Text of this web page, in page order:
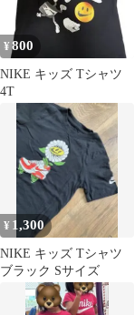
¥ 800
NIKE キッズ Tシャツ
4T
¥ 1,300
NIKE キッズ Tシャツ
ブラック Sサイズ